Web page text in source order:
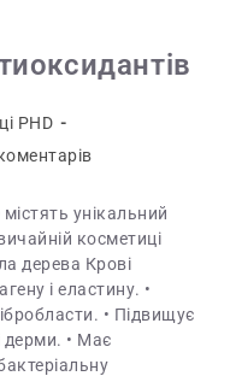
PHD
унікальний
косметиці
дерева Крові
і еластину. •
• Підвищує
дерми. • Має